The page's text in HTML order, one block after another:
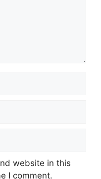
website in this
I comment.